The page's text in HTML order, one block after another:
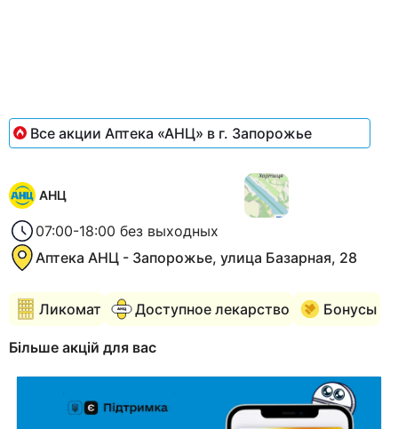
Все акции Аптека «АНЦ» в г. Запорожье
АНЦ
07:00-18:00 без выходных
Аптека АНЦ - Запорожье, улица Базарная, 28
Ликомат Доступное лекарство Бонусы
Більше акцій для вас